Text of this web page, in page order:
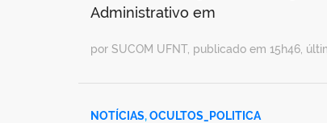
Administrativo em
por SUCOM UFNT, publicado em 15h46,
NOTÍCIAS,OCULTOS_POLITICA